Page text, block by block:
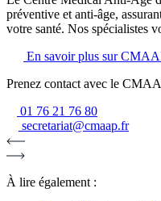
préventive et anti-âge,
votre santé. Nos spécialistes
En savoir plus sur
Prenez contact avec le
01 76 21 76 80
secretariat@cmaap.fr
À lire également :